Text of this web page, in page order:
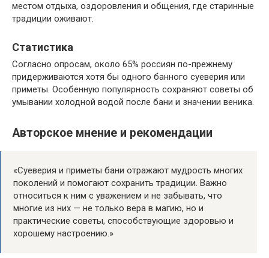
местом отдыха, оздоровления и общения, где старинные
традиции оживают.
Статистика
Согласно опросам, около 65% россиян по-прежнему
придерживаются хотя бы одного банного суеверия или
приметы. Особенную популярность сохраняют советы об
умывании холодной водой после бани и значении веника.
Авторское мнение и рекомендации
«Суеверия и приметы бани отражают мудрость многих
поколений и помогают сохранить традиции. Важно
относиться к ним с уважением и не забывать, что
многие из них — не только вера в магию, но и
практические советы, способствующие здоровью и
хорошему настроению.»